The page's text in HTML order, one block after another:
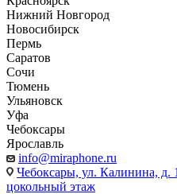
Нижний Новгород
Новосибирск
Пермь
Саратов
Сочи
Тюмень
Ульяновск
Уфа
Чебоксары
Ярославль
info@miraphone.ru
Чебоксары, ул. Калинина,
цокольный этаж